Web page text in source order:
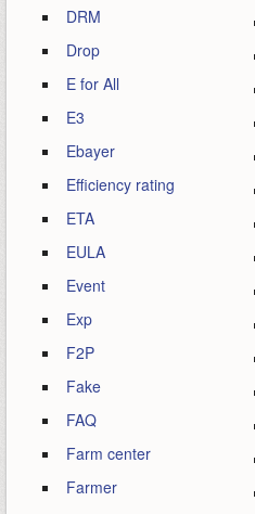
DRM
Drop
E for All
E3
Ebayer
Efficiency rating
ETA
EULA
Event
Exp
F2P
Fake
FAQ
Farm center
Farmer